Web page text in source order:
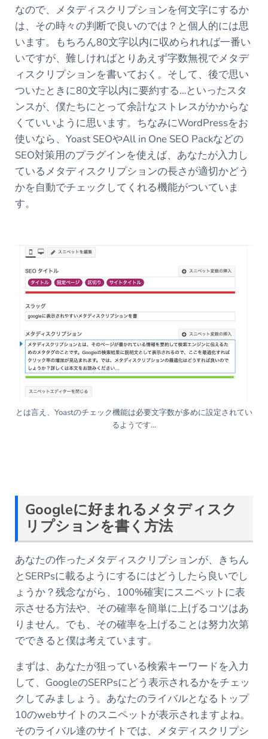
なので、メタディスクリプションを何文字にするか
は、その時々の判断で良いのでは？と個人的には思
います。もちろん80文字以内に収められれば一番い
いですが、難しければとりあえず字数無視でメタデ
ィスクリプションを書いておく。そして、後で思い
ついたときに80文字以内に要約する…といったスタ
ンスが、僕たちにとって余計なストレスがかからな
くていいように思います。ちなみにWordPressをお
使いなら、Yoast SEOやAll in One SEO Packなどの
SEO対策用のプラグインを使えば、あなたが入力し
ているメタディスクリプションの長さが適切かどう
かを自動でチェックしてくれる機能がついていま
す。
とは言え、Yoastのチェック機能は必要文字数が多めに設定されてい
るようです…
Googleに好まれるメタディスク
リプションを書く方法
あなたの作ったメタディスクリプションが、きちん
とSERPsに載るようにするにはどうしたら良いでし
ょうか？残念ながら、100%確実にスニペットに表
示させる方法や、その確率を簡単に上げるコツはあ
りません。でも、その確率を上げることは努力次第
でできると僕は考えています。
まずは、あなたが狙っている検索キーワードを入力
して、GoogleのSERPsにどう表示されるかをチェッ
クしてみましょう。あなたのライバルとなるトップ
10のwebサイトのスニペットが表示されますよね。
そのライバル達のサイトでは、メタディスクリプシ